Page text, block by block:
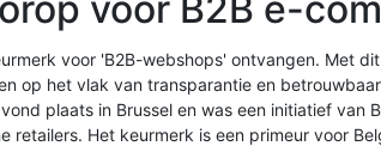
voor 'B2B-webshops' ontvangen. Met
op het vlak van transparantie en
plaats in Brussel en was een initiatief van
retailers. Het keurmerk is een primeur voor